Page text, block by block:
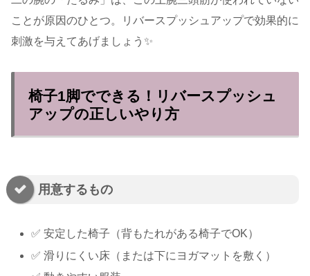
ことが原因のひとつ。リバースプッシュアップで効果的に
刺激を与えてあげましょう✨
椅子1脚でできる！リバースプッシュ
アップの正しいやり方
用意するもの
✅ 安定した椅子（背もたれがある椅子でOK）
✅ 滑りにくい床（または下にヨガマットを敷く）